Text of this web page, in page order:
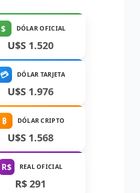
$ DÓLAR OFICIAL
U$S 1.520
💳 DÓLAR TARJETA
U$S 1.976
₿ DÓLAR CRIPTO
U$S 1.568
R$ REAL OFICIAL
R$ 291